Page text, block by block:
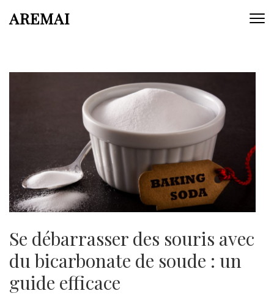
auAREMAI
Se débarrasser des souris avec
du bicarbonate de soude : un
guide efficace